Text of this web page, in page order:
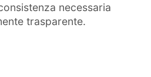
necessaria
trasparente.